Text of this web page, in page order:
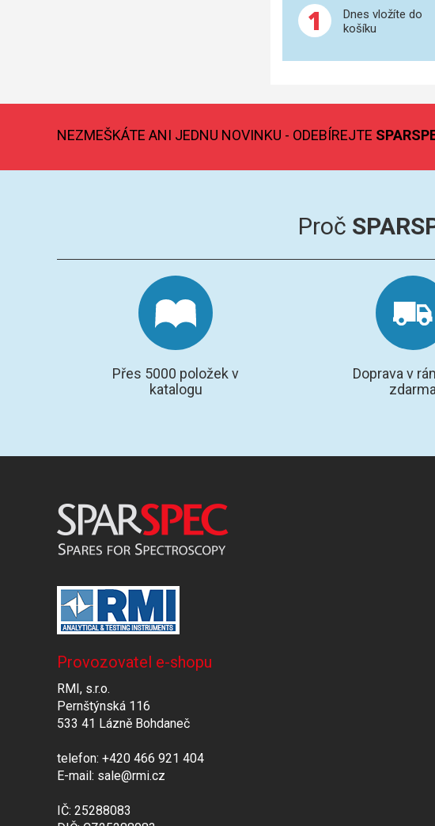
1
Dnes vložíte do
košíku
NEZMEŠKÁTE ANI JEDNU NOVINKU - ODEBÍREJTE
Proč
Přes 5000 položek v
katalogu
Doprava v
zdarma
Provozovatel e-shopu
RMI, s.r.o.
Pernštýnská 116
533 41 Lázně Bohdaneč
telefon: +420 466 921 404
E-mail: sale@rmi.cz
IČ: 25288083